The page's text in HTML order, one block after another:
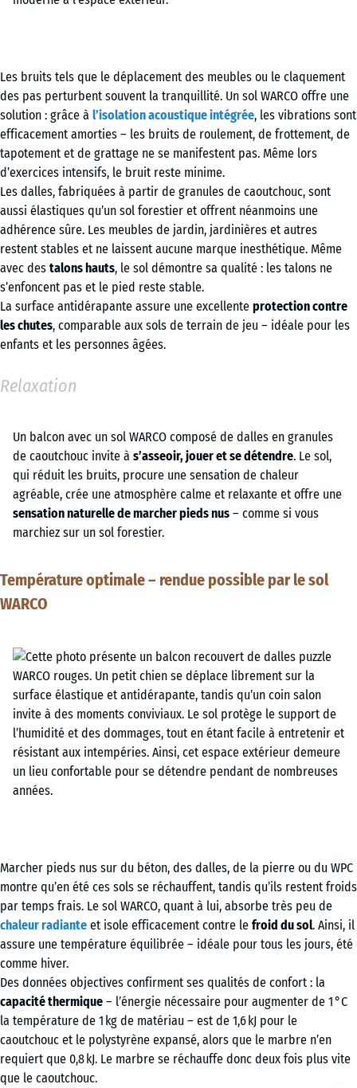
Les bruits tels que le déplacement des meubles ou le claquement
des pas perturbent souvent la tranquillité. Un sol WARCO offre une
solution : grâce à l’isolation acoustique intégrée, les vibrations sont
efficacement amorties – les bruits de roulement, de frottement, de
tapotement et de grattage ne se manifestent pas. Même lors
d’exercices intensifs, le bruit reste minime.
Les dalles, fabriquées à partir de granules de caoutchouc, sont
aussi élastiques qu’un sol forestier et offrent néanmoins une
adhérence sûre. Les meubles de jardin, jardinières et autres
restent stables et ne laissent aucune marque inesthétique. Même
avec des talons hauts, le sol démontre sa qualité : les talons ne
s’enfoncent pas et le pied reste stable.
La surface antidérapante assure une excellente protection contre
les chutes, comparable aux sols de terrain de jeu – idéale pour les
enfants et les personnes âgées.
Relaxation
Un balcon avec un sol WARCO composé de dalles en granules
de caoutchouc invite à s’asseoir, jouer et se détendre. Le sol,
qui réduit les bruits, procure une sensation de chaleur
agréable, crée une atmosphère calme et relaxante et offre une
sensation naturelle de marcher pieds nus – comme si vous
marchiez sur un sol forestier.
Température optimale – rendue possible par le sol
WARCO
Marcher pieds nus sur du béton, des dalles, de la pierre ou du WPC
montre qu’en été ces sols se réchauffent, tandis qu’ils restent froids
par temps frais. Le sol WARCO, quant à lui, absorbe très peu de
chaleur radiante et isole efficacement contre le froid du sol. Ainsi, il
assure une température équilibrée – idéale pour tous les jours, été
comme hiver.
Des données objectives confirment ses qualités de confort : la
capacité thermique – l’énergie nécessaire pour augmenter de 1 °C
la température de 1 kg de matériau – est de 1,6 kJ pour le
caoutchouc et le polystyrène expansé, alors que le marbre n’en
requiert que 0,8 kJ. Le marbre se réchauffe donc deux fois plus vite
que le caoutchouc.